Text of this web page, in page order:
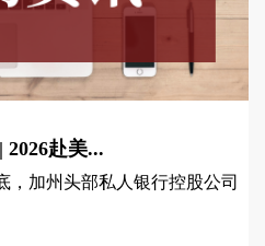
2026赴美...
，加州头部私人银行控股公司